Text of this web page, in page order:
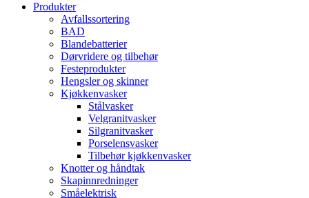
Produkter
Avfallssortering
BAD
Blandebatterier
Dørvridere og tilbehør
Festeprodukter
Hengsler og skinner
Kjøkkenvasker
Stålvasker
Velgranitvasker
Silgranitvasker
Porselensvasker
Tilbehør kjøkkenvasker
Knotter og håndtak
Skapinnredninger
Småelektrisk